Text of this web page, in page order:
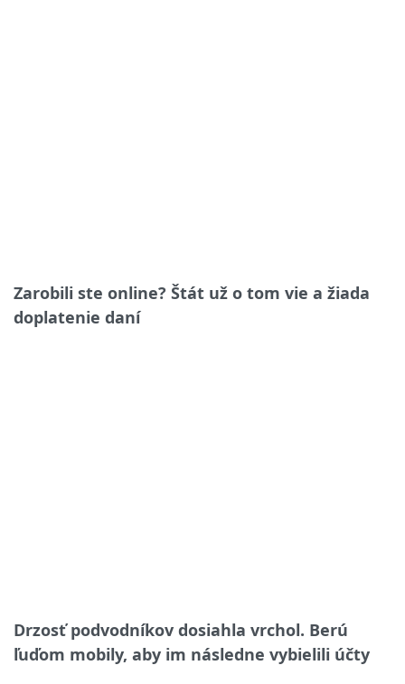
Zarobili ste online? Štát už o tom vie a žiada
doplatenie daní
Drzosť podvodníkov dosiahla vrchol. Berú
ľuďom mobily, aby im následne vybielili účty